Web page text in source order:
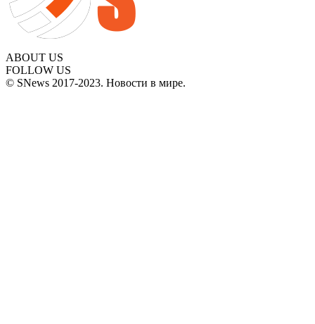
ABOUT US
FOLLOW US
© SNews 2017-2023. Новости в мире.